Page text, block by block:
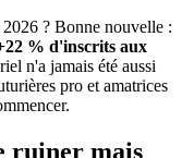
? Bonne nouvelle :
% d'inscrits aux
n'a jamais été aussi
pro et amatrices
ruiner mais